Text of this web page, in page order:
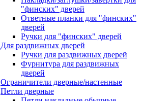
"финских" дверей
Ответные планки для "финских"
дверей
Ручки для "финских" дверей
Для раздвижных дверей
Ручки для раздвижных дверей
Фурнитура для раздвижных
дверей
Ограничители дверные/настенные
Петли дверные